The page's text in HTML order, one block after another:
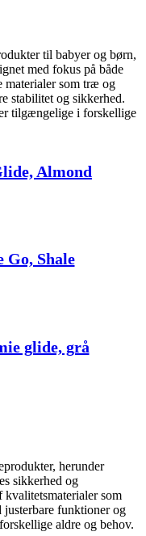
til babyer og børn,
med fokus på både
materialer som træ og
stabilitet og sikkerhed.
tilgængelige i forskellige
Almond
Go, Shale
glide, grå
herunder
sikkerhed og
kvalitetsmaterialer som
funktioner og
aldre og behov.